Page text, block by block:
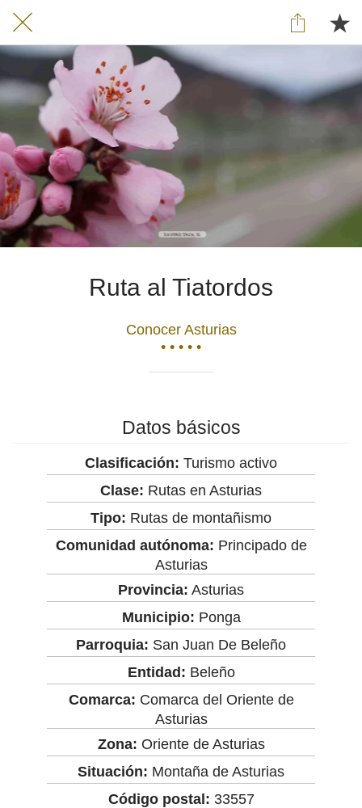
Ruta al Tiatordos
Conocer Asturias
• • • • •
Datos básicos
Clasificación: Turismo activo
Clase: Rutas en Asturias
Tipo: Rutas de montañismo
Comunidad autónoma: Principado de
Asturias
Provincia: Asturias
Municipio: Ponga
Parroquia: San Juan De Beleño
Entidad: Beleño
Comarca: Comarca del Oriente de
Asturias
Zona: Oriente de Asturias
Situación: Montaña de Asturias
Código postal: 33557